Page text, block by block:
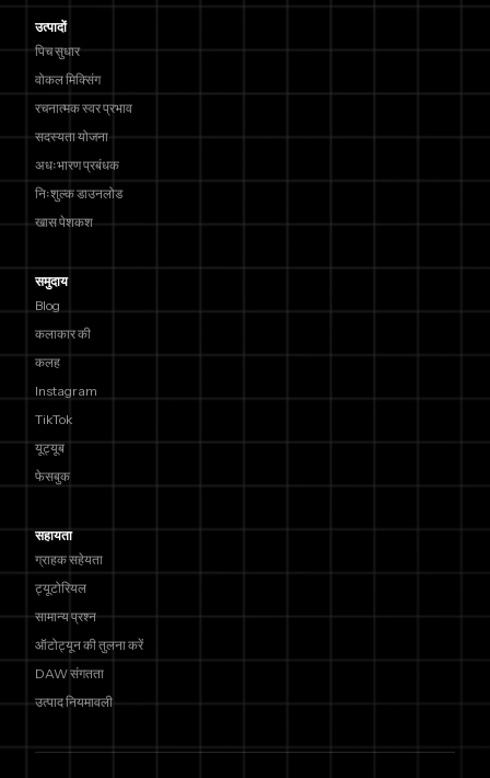
उत्पादों
पिच सुधार
वोकल मिक्सिंग
रचनात्मक स्वर प्रभाव
सदस्यता योजना
अधःभारण प्रबंधक
निःशुल्क डाउनलोड
खास पेशकश
समुदाय
Blog
कलाकार की
कलह
Instagram
TikTok
यूट्यूब
फेसबुक
सहायता
ग्राहक सहेयता
ट्यूटोरियल
सामान्य प्रश्न
ऑटोट्यून की तुलना करें
DAW संगतता
उत्पाद नियमावली